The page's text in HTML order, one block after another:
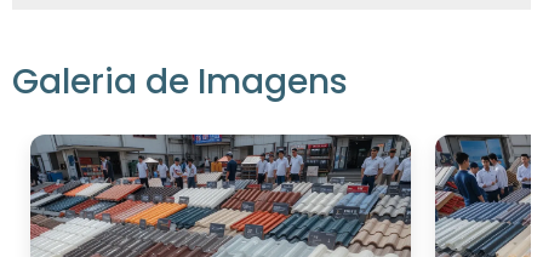
Galeria de Imagens